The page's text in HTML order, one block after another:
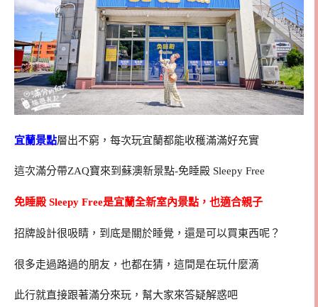
宜蘭景點層出不窮，每次玩宜蘭都能收穫滿滿好充實
這次滿分帶ZAQ寶來到蘇澳新景點-免睡殿 Sleepy Free
免睡殿 Sleepy Free是宜蘭全新室內景點，也適合親子
招牌設計很吸睛，到底是關於睡覺，還是可以買東西呢？
很多走過路過的朋友，也都在猜，這間是在玩什麼滴
此行就直接跟著滿分來玩，幫大家來答疑解惑吧